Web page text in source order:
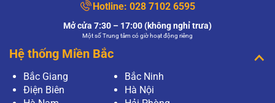
HPV có giống nhau không?
HPV có giống nhau không?
XEM THÊM
Thưa bác sĩ, tôi vừa tiến hành phương pháp
Pap để tầm soát ung thư cổ tử cung tại bệnh
Hotline: 028 7102 6595
Mở cửa 7:30 – 17:00 (không nghỉ trưa)
Một số Trung tâm có giờ hoạt động riêng
Hệ thống Miền Bắc
Bắc Giang
Bắc Ninh
Điện Biên
Hà Nội